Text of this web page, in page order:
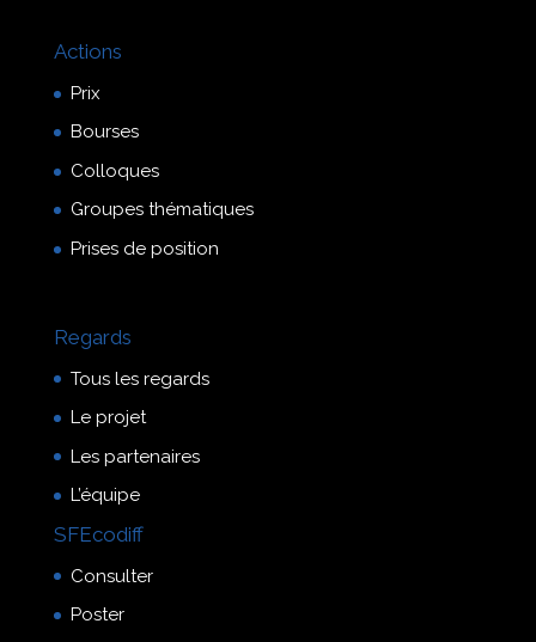
Actions
Prix
Bourses
Colloques
Groupes thématiques
Prises de position
Regards
Tous les regards
Le projet
Les partenaires
L’équipe
SFEcodiff
Consulter
Poster